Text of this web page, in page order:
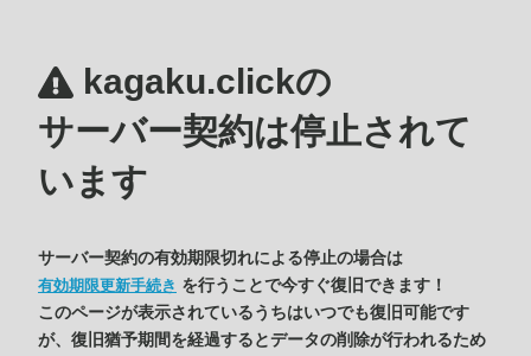
kagaku.clickの
サーバー契約は停止されて
います
サーバー契約の有効期限切れによる停止の場合は
有効期限更新手続き を行うことで今すぐ復旧できます！
このページが表示されているうちはいつでも復旧可能です
が、復旧猶予期間を経過するとデータの削除が行われるため